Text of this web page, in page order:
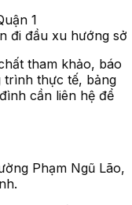
đi đầu xu hướng
tham khảo, báo
trình thực tế, bảng
cần liên hệ để
Phạm Ngũ Lão,